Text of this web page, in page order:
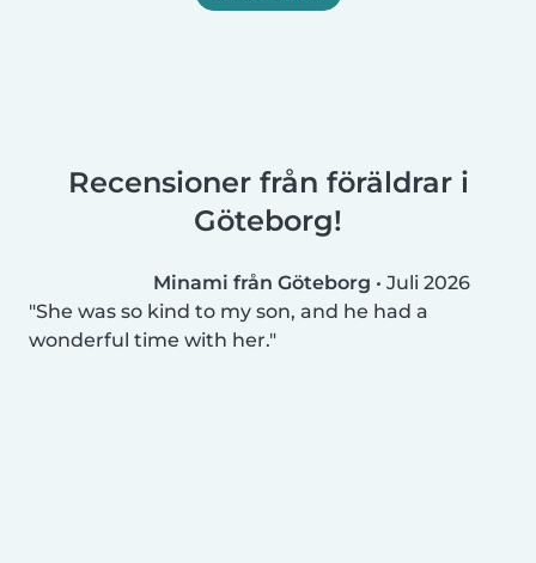
Recensioner från föräldrar i
Göteborg!
Minami från Göteborg • Juli 2026
She was so kind to my son, and he had a
wonderful time with her.